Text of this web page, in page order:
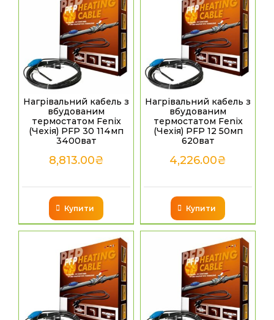
Нагрівальний кабель з
вбудованим
термостатом Fenix
(Чехія) PFP 30 114мп
3400ват
8,813.00₴
Купити
Нагрівальний кабель з
вбудованим
термостатом Fenix
(Чехія) PFP 12 50мп
620ват
4,226.00₴
Купити